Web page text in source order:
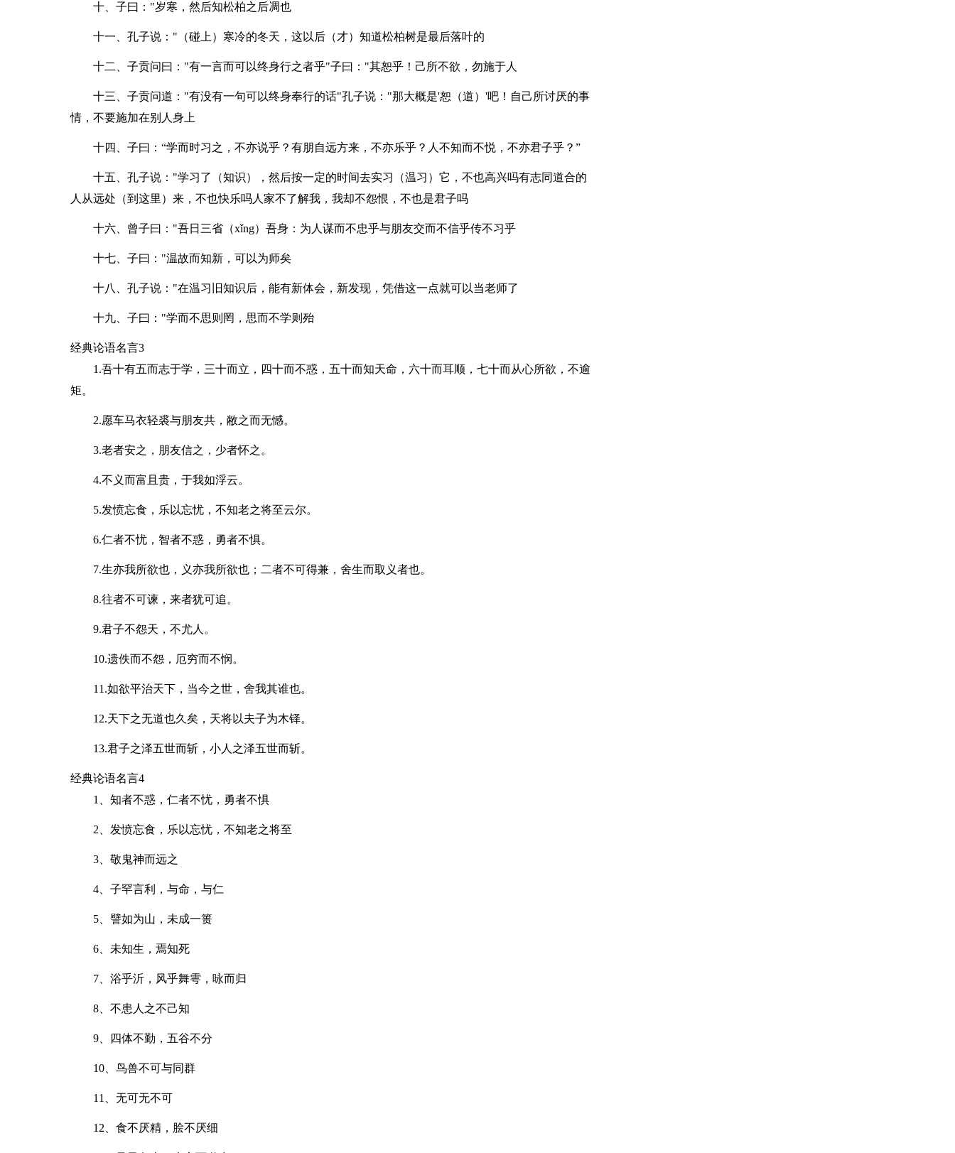
十、子曰："岁寒，然后知松柏之后凋也
十一、孔子说："（碰上）寒冷的冬天，这以后（才）知道松柏树是最后落叶的
十二、子贡问曰："有一言而可以终身行之者乎"子曰："其恕乎！己所不欲，勿施于人
十三、子贡问道："有没有一句可以终身奉行的话"孔子说："那大概是'恕（道）'吧！自己所讨厌的事
情，不要施加在别人身上
十四、子曰：“学而时习之，不亦说乎？有朋自远方来，不亦乐乎？人不知而不悦，不亦君子乎？”
十五、孔子说："学习了（知识），然后按一定的时间去实习（温习）它，不也高兴吗有志同道合的
人从远处（到这里）来，不也快乐吗人家不了解我，我却不怨恨，不也是君子吗
十六、曾子曰："吾日三省（xǐng）吾身：为人谋而不忠乎与朋友交而不信乎传不习乎
十七、子曰："温故而知新，可以为师矣
十八、孔子说："在温习旧知识后，能有新体会，新发现，凭借这一点就可以当老师了
十九、子曰："学而不思则罔，思而不学则殆
经典论语名言3
1.吾十有五而志于学，三十而立，四十而不惑，五十而知天命，六十而耳顺，七十而从心所欲，不逾
矩。
2.愿车马衣轻裘与朋友共，敝之而无憾。
3.老者安之，朋友信之，少者怀之。
4.不义而富且贵，于我如浮云。
5.发愤忘食，乐以忘忧，不知老之将至云尔。
6.仁者不忧，智者不惑，勇者不惧。
7.生亦我所欲也，义亦我所欲也；二者不可得兼，舍生而取义者也。
8.往者不可谏，来者犹可追。
9.君子不怨天，不尤人。
10.遗佚而不怨，厄穷而不悯。
11.如欲平治天下，当今之世，舍我其谁也。
12.天下之无道也久矣，天将以夫子为木铎。
13.君子之泽五世而斩，小人之泽五世而斩。
经典论语名言4
1、知者不惑，仁者不忧，勇者不惧
2、发愤忘食，乐以忘忧，不知老之将至
3、敬鬼神而远之
4、子罕言利，与命，与仁
5、譬如为山，未成一篑
6、未知生，焉知死
7、浴乎沂，风乎舞雩，咏而归
8、不患人之不己知
9、四体不勤，五谷不分
10、鸟兽不可与同群
11、无可无不可
12、食不厌精，脍不厌细